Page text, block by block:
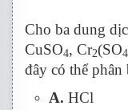
Cho ba dung
CuSO4, Cr2(SO4
đây có thể phân
A. HCl